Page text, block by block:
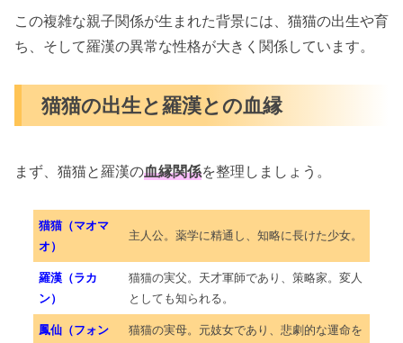
この複雑な親子関係が生まれた背景には、猫猫の出生や育
ち、そして羅漢の異常な性格が大きく関係しています。
猫猫の出生と羅漢との血縁
まず、猫猫と羅漢の血縁関係を整理しましょう。
猫猫（マオマ
オ）
主人公。薬学に精通し、知略に長けた少女。
羅漢（ラカ
ン）
猫猫の実父。天才軍師であり、策略家。変人
としても知られる。
鳳仙（フォン
猫猫の実母。元妓女であり、悲劇的な運命を